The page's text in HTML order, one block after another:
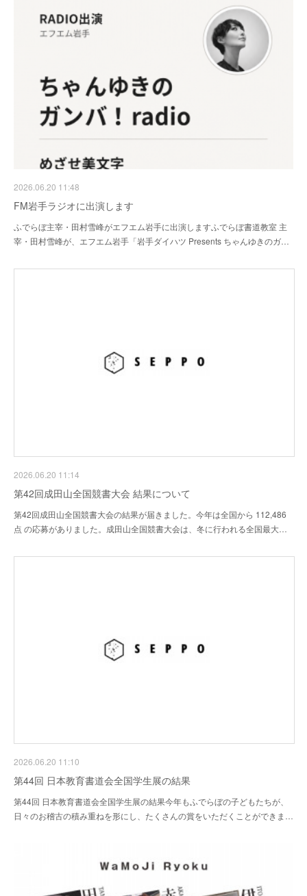
2026.06.20 11:48
FM岩手ラジオに出演します
ふでらぼ主宰・田村雪峰がエフエム岩手に出演しますふでらぼ書道教室 主
宰・田村雪峰が、エフエム岩手「岩手ダイハツ Presents ちゃんゆきのガ…
2026.06.20 11:14
第42回成田山全国競書大会 結果について
第42回成田山全国競書大会の結果が届きました。今年は全国から 112,486
点 の応募がありました。成田山全国競書大会は、冬に行われる全国最大…
2026.06.20 11:10
第44回 日本教育書道会全国学生展の結果
第44回 日本教育書道会全国学生展の結果今年もふでらぼの子どもたちが、
日々のお稽古の積み重ねを形にし、たくさんの賞をいただくことができま…